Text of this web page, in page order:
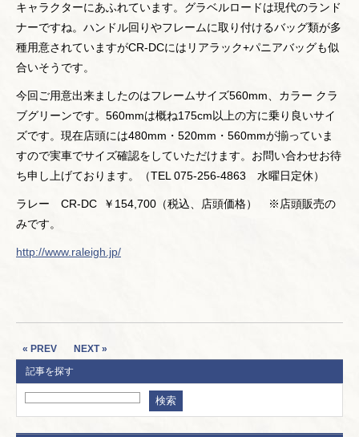
キャラクターにあふれています。グラベルロードは現代のランド
ナーですね。ハンドル回りやフレームに取り付けるバッグ類が多
種用意されていますがCR-DCにはリアラック+パニアバッグも似
合いそうです。
今回ご用意出来ましたのはフレームサイズ560mm、カラー クラ
ブグリーンです。560mmは概ね175cm以上の方に乗り良いサイ
ズです。現在店頭には480mm・520mm・560mmが揃っていま
すので実車でサイズ確認をしていただけます。お問い合わせお待
ち申し上げております。（TEL 075-256-4863 水曜日定休）
ラレー CR-DC ￥154,700（税込、店頭価格） ※店頭販売の
みです。
http://www.raleigh.jp/
« PREV
NEXT »
記事を探す